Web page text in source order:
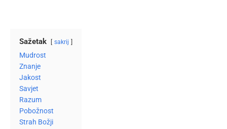
Sažetak sakrij
Mudrost
Znanje
Jakost
Savjet
Razum
Pobožnost
Strah Božji